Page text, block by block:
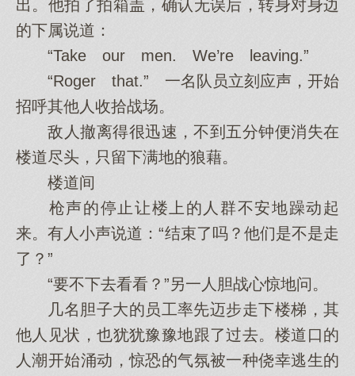
出。他拍了拍箱盖，确认无误后，转身对身边
的下属说道：
“Take our men. We’re leaving.”
“Roger that.” 一名队员立刻应声，开始
招呼其他人收拾战场。
敌人撤离得很迅速，不到五分钟便消失在
楼道尽头，只留下满地的狼藉。
楼道间
枪声的停止让楼上的人群不安地躁动起
来。有人小声说道：“结束了吗？他们是不是走
了？”
“要不下去看看？”另一人胆战心惊地问。
几名胆子大的员工率先迈步走下楼梯，其
他人见状，也犹犹豫豫地跟了过去。楼道口的
人潮开始涌动，惊恐的气氛被一种侥幸逃生的